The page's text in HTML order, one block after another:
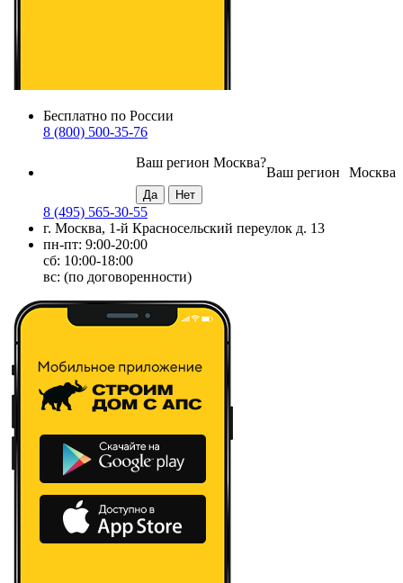
Бесплатно по России
8 (800) 500-35-76
Москва
Ваш регион
Ваш регион Москва?
8 (495) 565-30-55
г. Москва, 1-й Красносельский переулок д. 13
пн-пт: 9:00-20:00
сб: 10:00-18:00
вс: (по договоренности)